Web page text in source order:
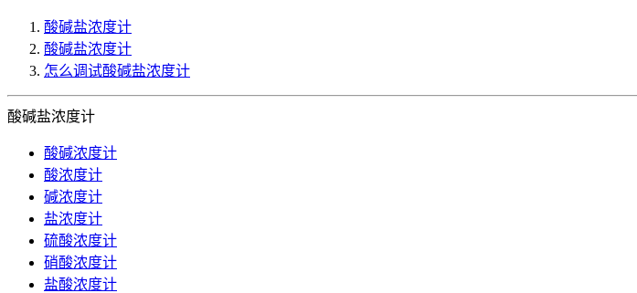
酸碱盐浓度计
酸碱盐浓度计
怎么调试酸碱盐浓度计
酸碱盐浓度计
酸碱浓度计
酸浓度计
碱浓度计
盐浓度计
硫酸浓度计
硝酸浓度计
盐酸浓度计